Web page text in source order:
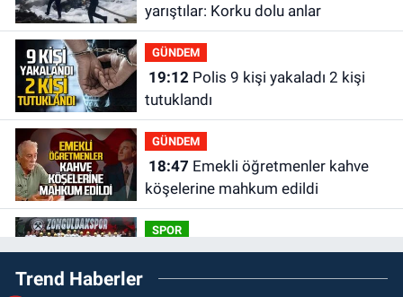
yarıştılar: Korku dolu anlar
GÜNDEM
19:12Polis 9 kişi yakaladı 2 kişi
tutuklandı
GÜNDEM
18:47
köşelerine mahkum edildi
SPOR
16:30Zonguldakspor için
muhteşem klip geliyor.
Trend Haberler